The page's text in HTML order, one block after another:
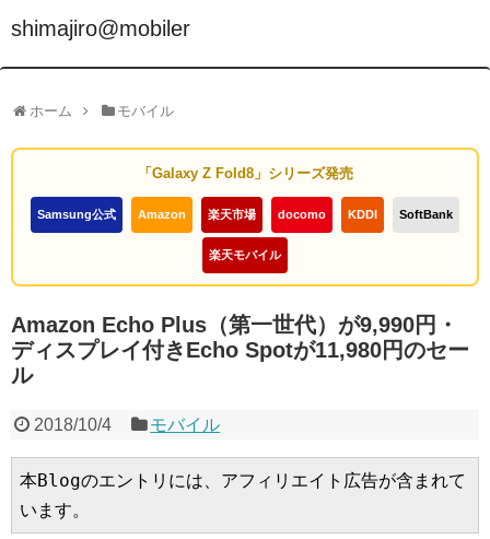
shimajiro@mobiler
ホーム モバイル
「Galaxy Z Fold8」シリーズ発売
Samsung公式 Amazon 楽天市場 docomo KDDI SoftBank
楽天モバイル
Amazon Echo Plus（第一世代）が9,990円・
ディスプレイ付きEcho Spotが11,980円のセー
ル
2018/10/4 モバイル
本Blogのエントリには、アフィリエイト広告が含まれて
います。